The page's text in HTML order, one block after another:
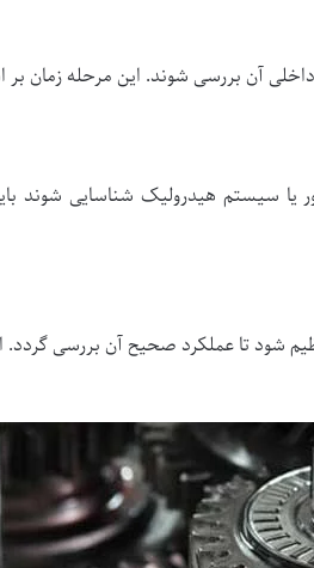
آن بررسی شوند. این مرحله زمان
یا سیستم هیدرولیک شناسایی شوند
شود تا عملکرد صحیح آن بررسی گردد.